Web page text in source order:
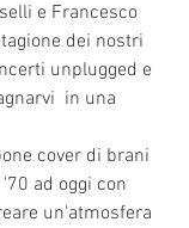
e Francesco
dei nostri
unplugged e
in una
cover di brani
ad oggi con
un'atmosfera